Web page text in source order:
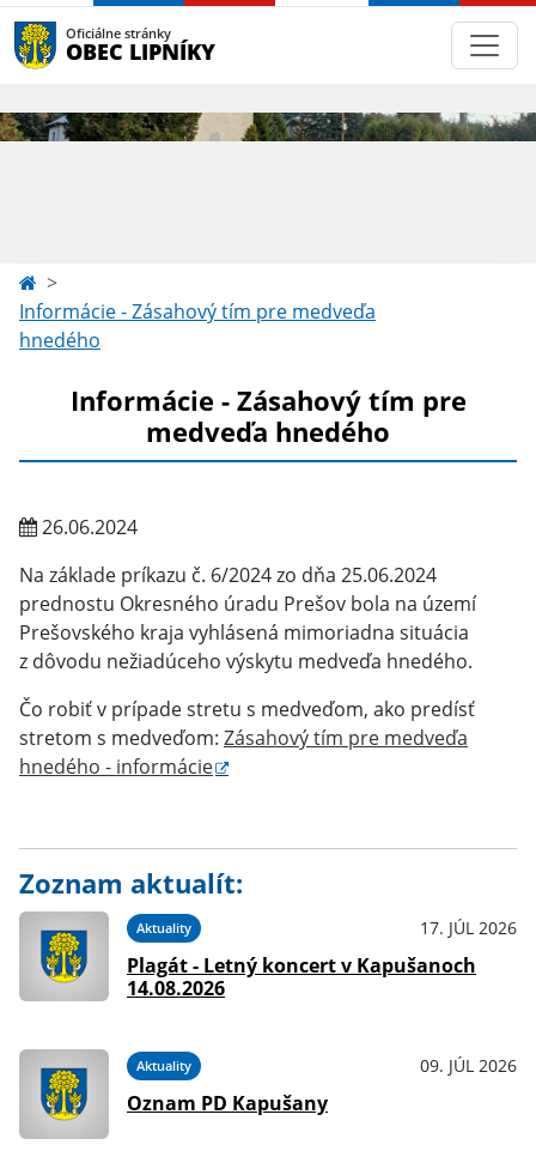
Oficiálne stránky
OBEC LIPNÍKY
Informácie - Zásahový tím pre medveďa
hnedého
Informácie - Zásahový tím pre
medveďa hnedého
26.06.2024
Na základe príkazu č. 6/2024 zo dňa 25.06.2024
prednostu Okresného úradu Prešov bola na území
Prešovského kraja vyhlásená mimoriadna situácia
z dôvodu nežiadúceho výskytu medveďa hnedého.
Čo robiť v prípade stretu s medveďom, ako predísť
stretom s medveďom: Zásahový tím pre medveďa
hnedého - informácie
Zoznam aktualít:
Aktuality 17. JÚL 2026
Plagát - Letný koncert v Kapušanoch
14.08.2026
Aktuality 09. JÚL 2026
Oznam PD Kapušany